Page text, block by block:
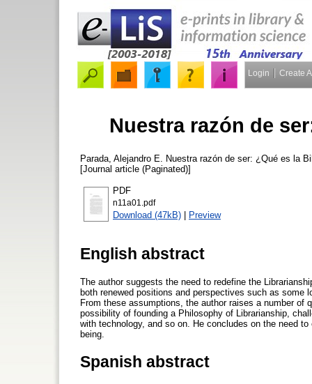
Login Create
Nuestra razón de
Parada, Alejandro E.
Nuestra razón de ser: ¿Qué es la
[Journal article (Paginated)]
PDF
n11a01.pdf
Download (47kB) | Preview
English abstract
The author suggests the need to redefine the
both renewed positions and perspectives such as
From these assumptions, the author raises a number
possibility of founding a Philosophy of Librarianship,
with technology, and so on. He concludes on the need
being.
Spanish abstract